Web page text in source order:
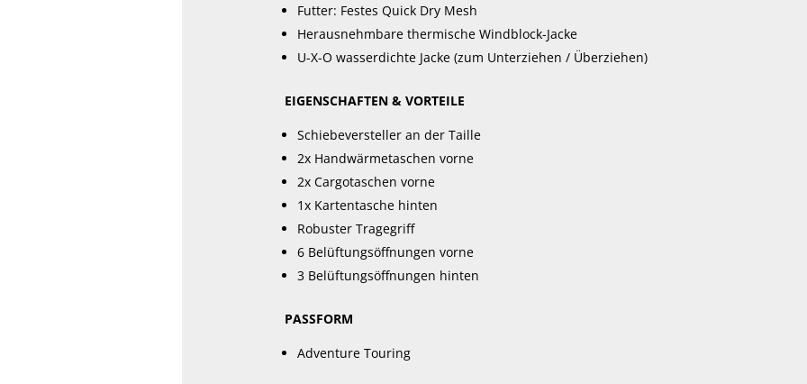
Futter: Festes Quick Dry Mesh
Herausnehmbare thermische Windblock-Jacke
U-X-O wasserdichte Jacke (zum Unterziehen / Überziehen)
EIGENSCHAFTEN & VORTEILE
Schiebeversteller an der Taille
2x Handwärmetaschen vorne
2x Cargotaschen vorne
1x Kartentasche hinten
Robuster Tragegriff
6 Belüftungsöffnungen vorne
3 Belüftungsöffnungen hinten
PASSFORM
Adventure Touring